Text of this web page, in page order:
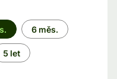
6 měs.
5 let